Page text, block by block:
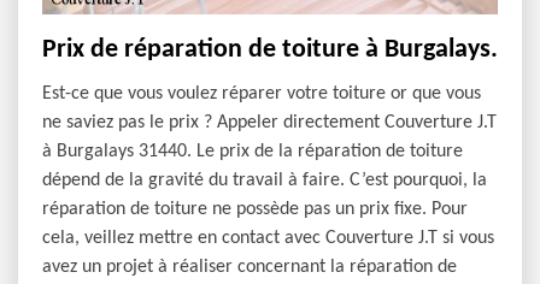
Prix de réparation de toiture à Burgalays.
Est-ce que vous voulez réparer votre toiture or que vous
ne saviez pas le prix ? Appeler directement Couverture J.T
à Burgalays 31440. Le prix de la réparation de toiture
dépend de la gravité du travail à faire. C’est pourquoi, la
réparation de toiture ne possède pas un prix fixe. Pour
cela, veillez mettre en contact avec Couverture J.T si vous
avez un projet à réaliser concernant la réparation de